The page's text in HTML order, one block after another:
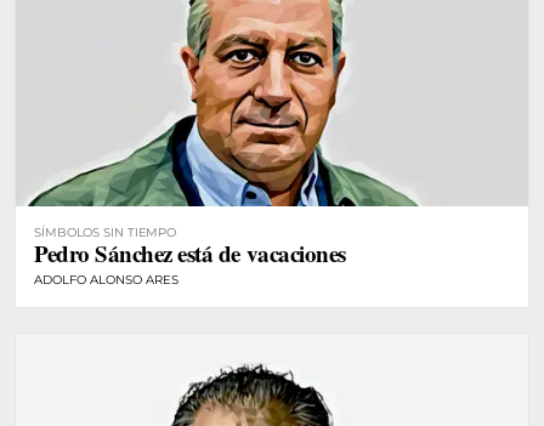
SÍMBOLOS SIN TIEMPO
Pedro Sánchez está de vacaciones
ADOLFO ALONSO ARES